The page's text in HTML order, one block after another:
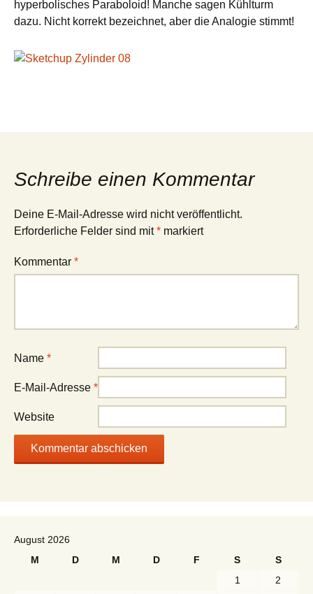
hyperbolisches Paraboloid! Manche sagen Kühlturm
dazu. Nicht korrekt bezeichnet, aber die Analogie stimmt!
Schreibe einen Kommentar
Deine E-Mail-Adresse wird nicht veröffentlicht.
Erforderliche Felder sind mit* markiert
Kommentar *
Name *
E-Mail-Adresse *
Website
August 2026
M
D M D F S
S
1
2